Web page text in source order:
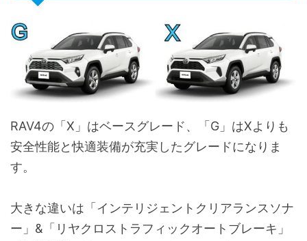
4WD統合制御(AIM)[4WD・E-Foure]
マクファーソンストラット式フロントサスペンション
ダブルウィッシュポーン式リヤサスペンション
電動パーキングブレーキ
スタビライザー(フロント・リヤ)
RAV4の「X」はベースグレード、「G」はXよりも
安全性能と快適装備が充実したグレードになりま
す。
大きな違いは「インテリジェントクリアランスソナ
ー」&「リヤクロストラフィックオートブレーキ」